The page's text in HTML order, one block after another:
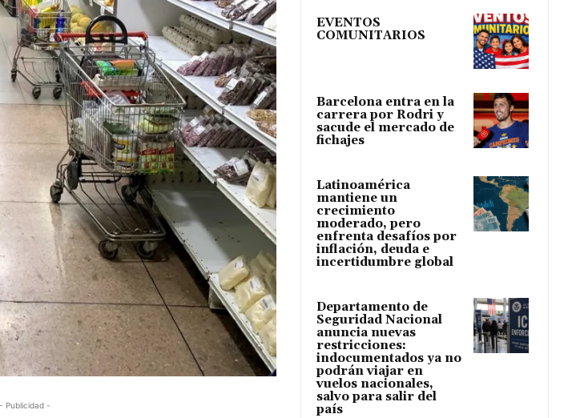
- Publicidad -
EVENTOS
COMUNITARIOS
Barcelona entra en la
carrera por Rodri y
sacude el mercado de
fichajes
Latinoamérica
mantiene un
crecimiento
moderado, pero
enfrenta desafíos por
inflación, deuda e
incertidumbre global
Departamento de
Seguridad Nacional
anuncia nuevas
restricciones:
indocumentados ya no
podrán viajar en
vuelos nacionales,
salvo para salir del
país